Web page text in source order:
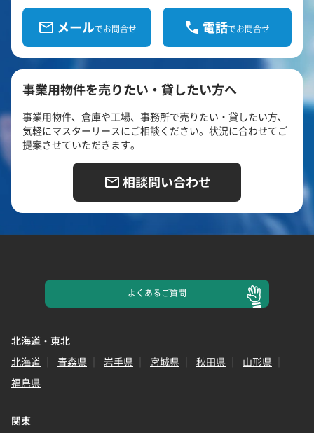
メールでお問合せ 電話でお問合せ
事業用物件を売りたい・貸したい方へ
事業用物件、倉庫や工場、事務所で売りたい・貸したい方、
気軽にマスターリースにご相談ください。状況に合わせてご
提案させていただきます。
相談問い合わせ
よくあるご質問
北海道・東北
北海道
青森県 岩手県 宮城県 秋田県
山形県
福島県
関東